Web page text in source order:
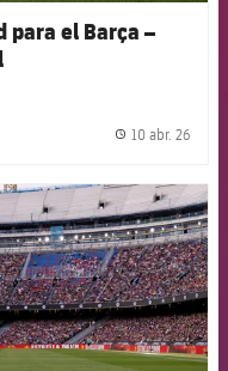
para el Barça –
10 abr. 26
badge